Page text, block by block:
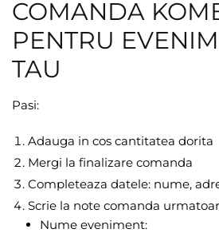
COMANDA
PENTRU
TAU
Pasi:
Adauga in cos cantitatea dorita
Mergi la finalizare comanda
Completeaza datele: nume,
Scrie la note comanda
Nume eveniment: